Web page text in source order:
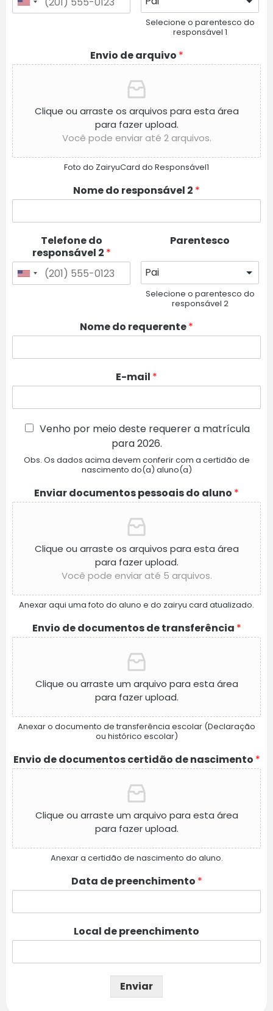
Selecione o parentesco do
responsável 1
Envio de arquivo *
Clique ou arraste os arquivos para esta área
para fazer upload.
Você pode enviar até 2 arquivos.
Foto do ZairyuCard do Responsável1
Nome do responsável 2 *
Telefone do
responsável 2 *
Parentesco
Selecione o parentesco do
responsável 2
Nome do requerente*
E-mail *
Venho por meio deste requerer a matrícula
para 2026.
Obs. Os dados acima devem conferir com a certidão de
nascimento do(a) aluno(a)
Enviar documentos pessoais do aluno *
Clique ou arraste os arquivos para esta área
para fazer upload.
Você pode enviar até 5 arquivos.
Anexar aqui uma foto do aluno e do zairyu card atualizado.
Envio de documentos de transferência *
Clique ou arraste um arquivo para esta área
para fazer upload.
Anexar o documento de transferência escolar (Declaração
ou histórico escolar)
Envio de documentos certidão de nascimento *
Clique ou arraste um arquivo para esta área
para fazer upload.
Anexar a certidão de nascimento do aluno.
Data de preenchimento *
Local de preenchimento
Enviar